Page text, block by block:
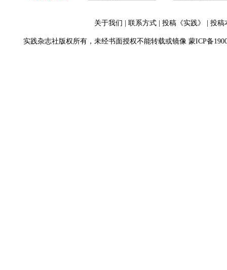
关于我们 联系方式 投稿《实践》 投
实践杂志社版权所有，未经书面授权不能转载或镜像蒙ICP备